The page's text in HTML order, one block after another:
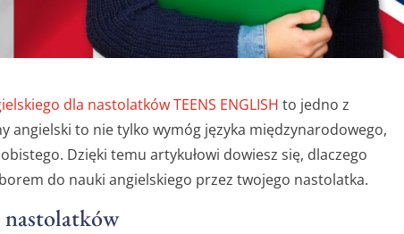
dla nastolatków TEENS ENGLISH to jedno z
angielski to nie tylko wymóg języka międzynarodowego,
Dzięki temu artykułowi dowiesz się, dlaczego
do nauki angielskiego przez twojego nastolatka.
nastolatków